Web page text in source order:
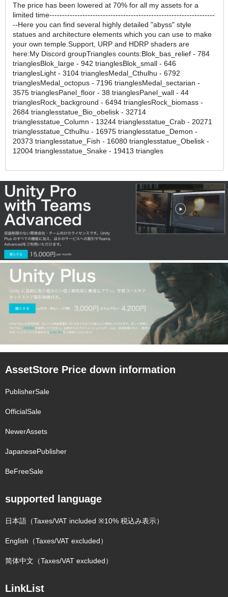
The price has been lowered at 70% for all my assets for a
limited time-----------------------------------------------------------------
--Here you can find several highly detailed "abyss" style
statues and architecture elements which you can use to make
your own temple.Support, URP and HDRP shaders are
here:My Discord groupTriangles counts:Blok_bas_relief - 784
trianglesBlok_large - 942 trianglesBlok_small - 646
trianglesLight - 3104 trianglesMedal_Cthulhu - 6792
trianglesMedal_octopus - 7196 trianglesMedal_sectarian -
3575 trianglesPanel_floor - 38 trianglesPanel_wall - 44
trianglesRock_background - 6494 trianglesRock_biomass -
2684 trianglesstatue_Bio_obelisk - 32714
trianglesstatue_Column - 13244 trianglesstatue_Crab - 20271
trianglesstatue_Cthulhu - 16975 trianglesstatue_Demon -
20373 trianglesstatue_Fish - 16080 trianglesstatue_Obelisk -
12004 trianglesstatue_Snake - 19413 triangles
AssetStore Price down information
PublisherSale
OfficialSale
NewerAssets
JapanesePublisher
BeFreeSale
supported language
日本語（Taxes/VAT included ※10% 税込み表示）
English（Taxes/VAT excluded）
简体中文（Taxes/VAT excluded）
LinkList